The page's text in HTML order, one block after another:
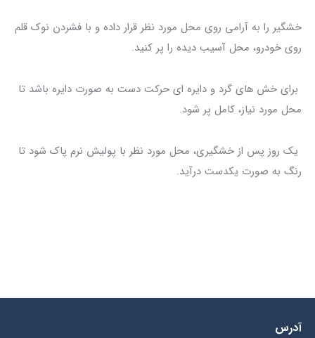
خشگیر را به آرامی روی محل مورد نظر قرار داده و با فشردن نوک قلم
روی خودرو، محل آسیب دیده را پر کنید.
برای خش های گرد و دایره ای حرکت دست به صورت دایره باشد تا
محل مورد نیاز، کامل پر شود.
یک روز پس از خشگیری، محل مورد نظر با پولیش نرم پاک شود تا
رنگ به صورت یکدست درآید.
آدرس